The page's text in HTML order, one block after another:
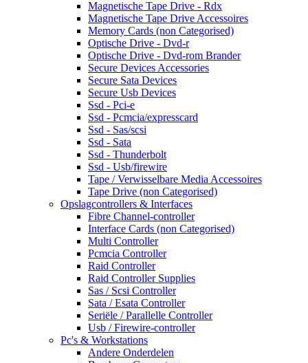
Magnetische Tape Drive - Rdx
Magnetische Tape Drive Accessoires
Memory Cards (non Categorised)
Optische Drive - Dvd-r
Optische Drive - Dvd-rom Brander
Secure Devices Accessories
Secure Sata Devices
Secure Usb Devices
Ssd - Pci-e
Ssd - Pcmcia/expresscard
Ssd - Sas/scsi
Ssd - Sata
Ssd - Thunderbolt
Ssd - Usb/firewire
Tape / Verwisselbare Media Accessoires
Tape Drive (non Categorised)
Opslagcontrollers & Interfaces
Fibre Channel-controller
Interface Cards (non Categorised)
Multi Controller
Pcmcia Controller
Raid Controller
Raid Controller Supplies
Sas / Scsi Controller
Sata / Esata Controller
Seriële / Parallelle Controller
Usb / Firewire-controller
Pc's & Workstations
Andere Onderdelen